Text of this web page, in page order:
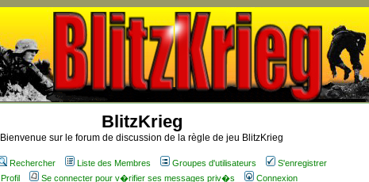
BlitzKrieg
Bienvenue sur le forum de discussion de la règle de jeu BlitzKrieg
Rechercher Liste des Membres Groupes d'utilisateurs
S'enregistrer
Profil
Se connecter pour v�rifier ses messages priv�s Connexion